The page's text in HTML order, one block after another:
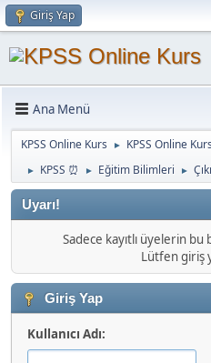
Giriş Yap
Ana Menü
KPSS Online Kurs ► KPSS Online Kurs
► KPSS ⏰ ► Eğitim Bilimleri ►
Uyarı!
Sadece kayıtlı üyelerin
Lütfen giriş
Giriş Yap
Kullanıcı Adı: